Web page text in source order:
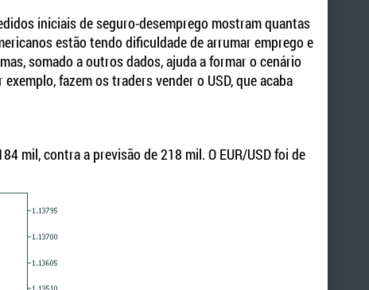
iniciais de seguro-desemprego mostram quantas
estão tendo dificuldade de arrumar emprego e
somado a outros dados, ajuda a formar o cenário
fazem os traders vender o USD, que acaba
mil, contra a previsão de 218 mil. O EUR/USD foi de